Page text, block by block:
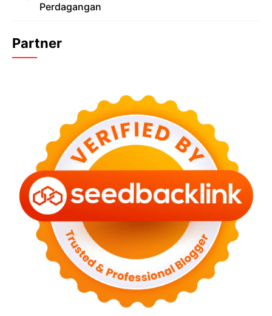
Perdagangan
Partner